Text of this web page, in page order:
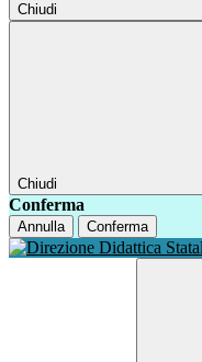
Chiudi
Chiudi
Conferma
Annulla Conferma